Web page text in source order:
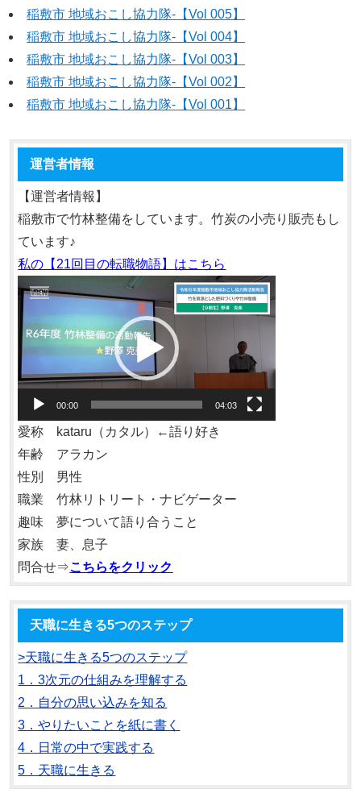
稲敷市 地域おこし協力隊‐【Vol 005】
稲敷市 地域おこし協力隊‐【Vol 004】
稲敷市 地域おこし協力隊‐【Vol 003】
稲敷市 地域おこし協力隊‐【Vol 002】
稲敷市 地域おこし協力隊‐【Vol 001】
運営者情報
【運営者情報】
稲敷市で竹林整備をしています。竹炭の小売り販売もし
ています♪
私の【21回目の転職物語】はこちら
画
プ
レ
ー
ヤ
ー
00:00 04:03
愛称 kataru（カタル）←語り好き
年齢 アラカン
性別 男性
職業 竹林リトリート・ナビゲーター
趣味 夢について語り合うこと
家族 妻、息子
問合せ⇒こちらをクリック
天職に生きる5つのステップ
>天職に生きる5つのステップ
1．3次元の仕組みを理解する
2．自分の思い込みを知る
3．やりたいことを紙に書く
4．日常の中で実践する
5．天職に生きる